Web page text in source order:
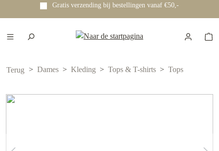
hoofdinhoud
Gratis verzending bij bestellingen vanaf €50,-
Terug Dames Kleding Tops & T-shirts Tops